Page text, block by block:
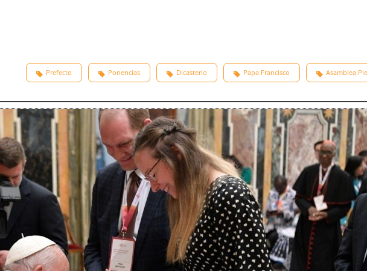
Asamblea
Papa Francisco
Dicasterio
Ponencias
Prefecto